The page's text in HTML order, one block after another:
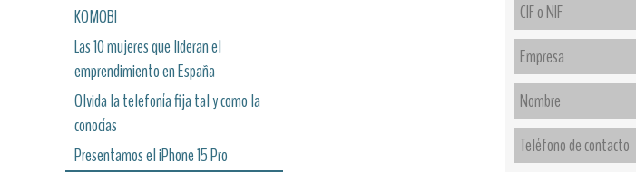
KOMOBI
Las 10 mujeres que lideran el
emprendimiento en España
Olvida la telefonía fija tal y como la
conocías
Presentamos el iPhone 15 Pro